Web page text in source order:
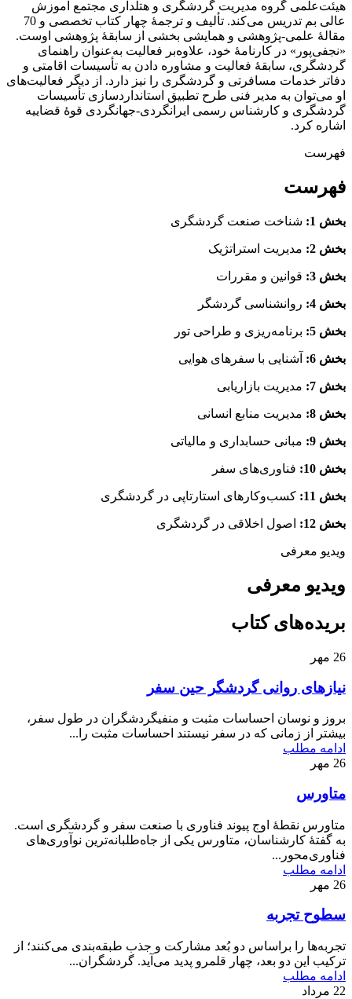
هیئت‌علمی گروه مدیریت گردشگری و هتلداری مجتمع آموزش
عالی بم تدریس می‌کند. تألیف و ترجمۀ چهار کتاب تخصصی و 70
مقالۀ علمی-پژوهشی و همایشی بخشی از سابقۀ پژوهشی اوست.
«نجفی‌پور» در کارنامۀ خود، علاوه‌بر فعالیت به‌عنوان راهنمای
گردشگری، سابقۀ فعالیت و مشاوره دادن به تأسیسات اقامتی و
دفاتر خدمات مسافرتی و گردشگری را نیز دارد. از دیگر فعالیت‌های
او می‌توان به مدیر فنی طرح تطبیق استانداردسازی تأسیسات
گردشگری و کارشناس رسمی ایرانگردی-جهانگردی قوۀ قضاییه
اشاره کرد.
فهرست
فهرست
بخش 1: شناخت صنعت گردشگری
بخش 2 : مدیریت استراتژیک
بخش 3: قوانین و مقررات
بخش 4: روانشناسی گردشگر
بخش 5: برنامه‌ریزی و طراحی تور
بخش 6: آشنایی با سفرهای هوایی
بخش 7: مدیریت بازاریابی
بخش 8: مدیریت منابع انسانی
بخش 9: مبانی حسابداری و مالیاتی
بخش 10: فناوری‌های سفر
بخش 11: کسب‌وکارهای استارتاپی در گردشگری
بخش 12: اصول اخلاقی در گردشگری
ویدیو معرفی
ویدیو معرفی
بریده‌های کتاب
26 مهر
نیازهای روانی گردشگر حین سفر
بروز و نوسان احساسات مثبت و منفیگردشگران در طول سفر،
بيشتر از زمانی ‌كه در سفر نيستند احساسات مثبت را...
ادامه مطلب
26 مهر
متاورس
متاورس نقطۀ اوج پيوند فناوری با صنعت سفر و گردشگری است.
به گفتۀ كارشناسان، متاورس يكی از جاه‌طلبانه‌ترين نوآوری‌های
فناوری‌محور...
ادامه مطلب
26 مهر
سطوح تجربه
تجربه‌ها را براساس دو بُعد مشاركت و جذب طبقه‌بندی می‌كنند؛ از
تركيب اين دو بعد، چهار قلمرو پديد می‌آيد. گردشگران...
ادامه مطلب
22 مرداد